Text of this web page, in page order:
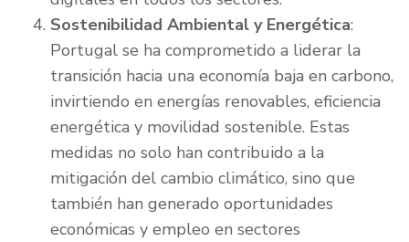
Sostenibilidad Ambiental y Energética:
Portugal se ha comprometido a liderar la
transición hacia una economía baja en carbono,
invirtiendo en energías renovables, eficiencia
energética y movilidad sostenible. Estas
medidas no solo han contribuido a la
mitigación del cambio climático, sino que
también han generado oportunidades
económicas y empleo en sectores